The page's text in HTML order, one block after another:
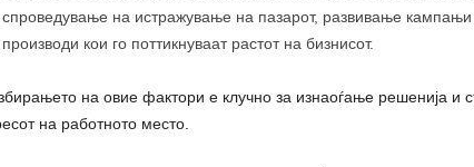
спроведување на истражување на пазарот, развивање
производи кои го поттикнуваат растот на бизнисот.
на овие фактори е клучно за изнаоѓање решенија и
на работното место.